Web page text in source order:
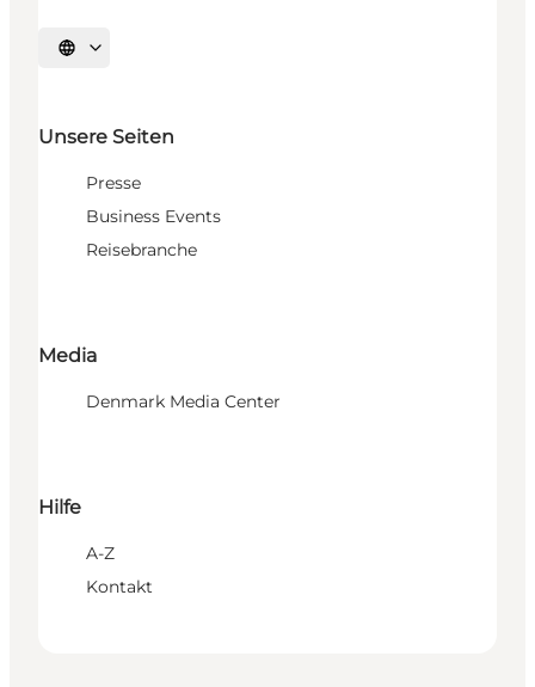
Sprache auswählen
Unsere Seiten
Presse
Business Events
Reisebranche
Media
Denmark Media Center
Hilfe
A-Z
Kontakt